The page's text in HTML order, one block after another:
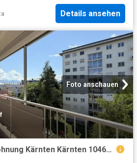
Details ansehen
Foto anschauen
3 Schlafzimmer Wohnung Kärnten Kärnten 104684316